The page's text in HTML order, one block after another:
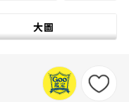
大圖